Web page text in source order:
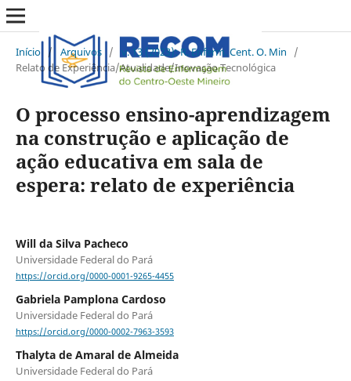
Início / Arquivos / v. 13 (2023): R. Enferm. Cent. O. Min
/
Relato de Experiência/Atualidade/Inovação Tecnológica
O processo ensino-aprendizagem
na construção e aplicação de
ação educativa em sala de
espera: relato de experiência
Will da Silva Pacheco
Universidade Federal do Pará
https://orcid.org/0000-0001-9265-4455
Gabriela Pamplona Cardoso
Universidade Federal do Pará
https://orcid.org/0000-0002-7963-3593
Thalyta de Amaral de Almeida
Universidade Federal do Pará